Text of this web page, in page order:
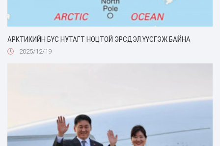
АРКТИКИЙН БҮС НУТАГТ НОЦТОЙ ЭРСДЭЛ ҮҮСГЭЖ БАЙНА
2025/12/19